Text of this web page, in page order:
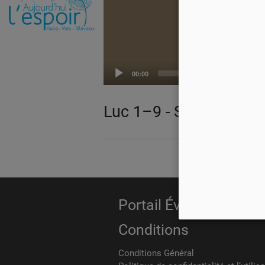
00:00
Luc 1–9 - Synthèse
Portail Évangélique
Conditions
Conditions Général